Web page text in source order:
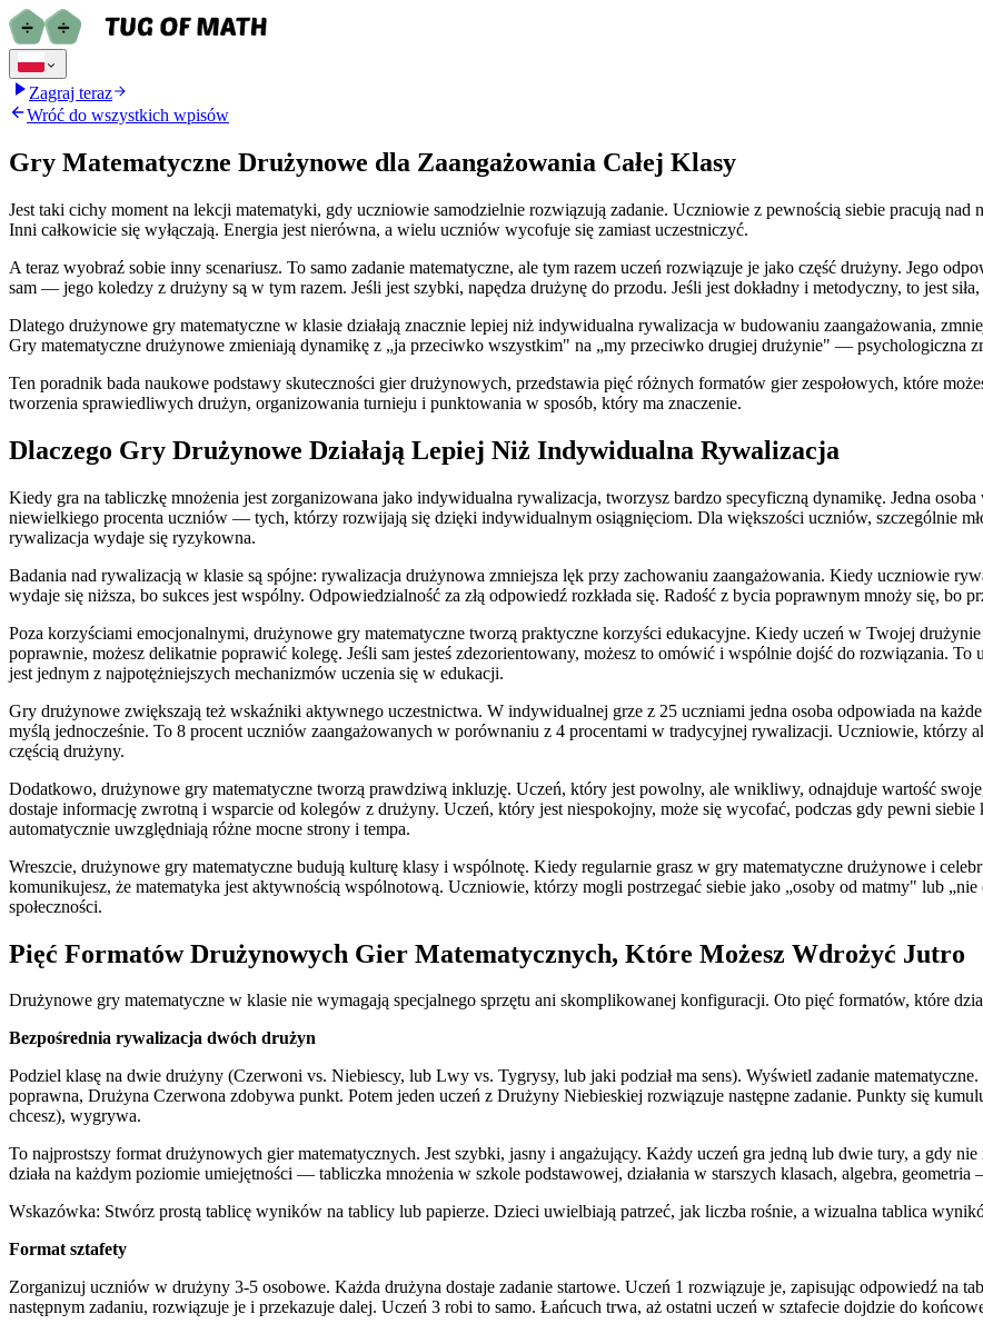
Zagraj teraz
Wróć do wszystkich wpisów
Gry Matematyczne Drużynowe dla Zaangażowania Całej Klasy
Jest taki cichy moment na lekcji matematyki, gdy uczniowie samodzielnie rozwiązują zadanie. Uczniowie z pewnością siebie pracują
Inni całkowicie się wyłączają. Energia jest nierówna, a wielu uczniów wycofuje się zamiast uczestniczyć.
A teraz wyobraź sobie inny scenariusz. To samo zadanie matematyczne, ale tym razem uczeń rozwiązuje je jako część drużyny. Jego
sam — jego koledzy z drużyny są w tym razem. Jeśli jest szybki, napędza drużynę do przodu. Jeśli jest dokładny i metodyczny, to jest
Dlatego drużynowe gry matematyczne w klasie działają znacznie lepiej niż indywidualna rywalizacja w budowaniu zaangażowania,
Gry matematyczne drużynowe zmieniają dynamikę z „ja przeciwko wszystkim" na „my przeciwko drugiej drużynie" — psychologiczna
Ten poradnik bada naukowe podstawy skuteczności gier drużynowych, przedstawia pięć różnych formatów gier zespołowych, które
tworzenia sprawiedliwych drużyn, organizowania turnieju i punktowania w sposób, który ma znaczenie.
Dlaczego Gry Drużynowe Działają Lepiej Niż Indywidualna Rywalizacja
Kiedy gra na tabliczkę mnożenia jest zorganizowana jako indywidualna rywalizacja, tworzysz bardzo specyficzną dynamikę. Jedna
niewielkiego procenta uczniów — tych, którzy rozwijają się dzięki indywidualnym osiągnięciom. Dla większości uczniów, szczególnie
rywalizacja wydaje się ryzykowna.
Badania nad rywalizacją w klasie są spójne: rywalizacja drużynowa zmniejsza lęk przy zachowaniu zaangażowania. Kiedy uczniowie
wydaje się niższa, bo sukces jest wspólny. Odpowiedzialność za złą odpowiedź rozkłada się. Radość z bycia poprawnym mnoży się, bo
Poza korzyściami emocjonalnymi, drużynowe gry matematyczne tworzą praktyczne korzyści edukacyjne. Kiedy uczeń w Twojej
poprawnie, możesz delikatnie poprawić kolegę. Jeśli sam jesteś zdezorientowany, możesz to omówić i wspólnie dojść do rozwiązania.
jest jednym z najpotężniejszych mechanizmów uczenia się w edukacji.
Gry drużynowe zwiększają też wskaźniki aktywnego uczestnictwa. W indywidualnej grze z 25 uczniami jedna osoba odpowiada na
myślą jednocześnie. To 8 procent uczniów zaangażowanych w porównaniu z 4 procentami w tradycyjnej rywalizacji. Uczniowie, którzy
częścią drużyny.
Dodatkowo, drużynowe gry matematyczne tworzą prawdziwą inkluzję. Uczeń, który jest powolny, ale wnikliwy, odnajduje wartość
dostaje informację zwrotną i wsparcie od kolegów z drużyny. Uczeń, który jest niespokojny, może się wycofać, podczas gdy pewni
automatycznie uwzględniają różne mocne strony i tempa.
Wreszcie, drużynowe gry matematyczne budują kulturę klasy i wspólnotę. Kiedy regularnie grasz w gry matematyczne drużynowe i
komunikujesz, że matematyka jest aktywnością wspólnotową. Uczniowie, którzy mogli postrzegać siebie jako „osoby od matmy" lub
społeczności.
Pięć Formatów Drużynowych Gier Matematycznych, Które Możesz Wdrożyć Jutro
Drużynowe gry matematyczne w klasie nie wymagają specjalnego sprzętu ani skomplikowanej konfiguracji. Oto pięć formatów, które
Bezpośrednia rywalizacja dwóch drużyn
Podziel klasę na dwie drużyny (Czerwoni vs. Niebiescy, lub Lwy vs. Tygrysy, lub jaki podział ma sens). Wyświetl zadanie
poprawna, Drużyna Czerwona zdobywa punkt. Potem jeden uczeń z Drużyny Niebieskiej rozwiązuje następne zadanie. Punkty się
chcesz), wygrywa.
To najprostszy format drużynowych gier matematycznych. Jest szybki, jasny i angażujący. Każdy uczeń gra jedną lub dwie tury, a gdy
działa na każdym poziomie umiejętności — tabliczka mnożenia w szkole podstawowej, działania w starszych klasach, algebra,
Wskazówka: Stwórz prostą tablicę wyników na tablicy lub papierze. Dzieci uwielbiają patrzeć, jak liczba rośnie, a wizualna tablica
Format sztafety
Zorganizuj uczniów w drużyny 3-5 osobowe. Każda drużyna dostaje zadanie startowe. Uczeń 1 rozwiązuje je, zapisując odpowiedź na
następnym zadaniu, rozwiązuje je i przekazuje dalej. Uczeń 3 robi to samo. Łańcuch trwa, aż ostatni uczeń w sztafecie dojdzie do